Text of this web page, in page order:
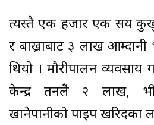
त्यस्तै एक हजार एक सय
र बाख्राबाट ३ लाख
थियो । मौरीपालन व्यवसाय
केन्द्र तनहुँले २ लाख,
खानेपानीको पाइप खरिदका